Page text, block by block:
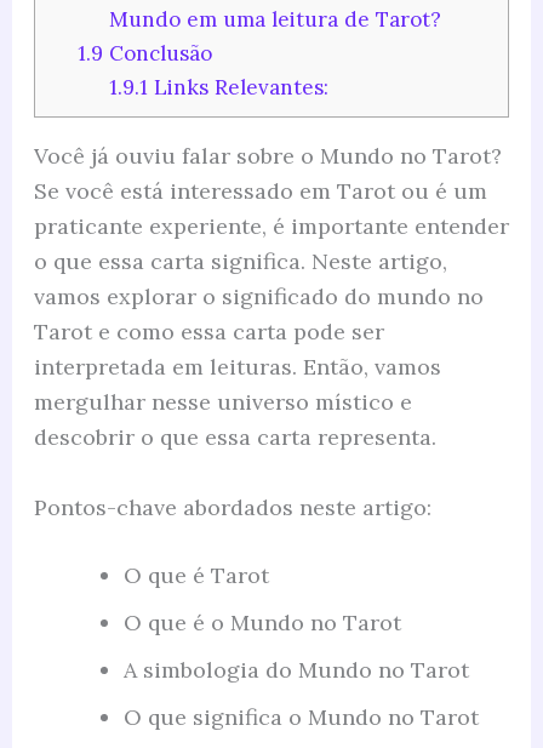
Mundo em uma leitura de Tarot?
1.9 Conclusão
1.9.1 Links Relevantes:
Você já ouviu falar sobre o Mundo no Tarot?
Se você está interessado em Tarot ou é um
praticante experiente, é importante entender
o que essa carta significa. Neste artigo,
vamos explorar o significado do mundo no
Tarot e como essa carta pode ser
interpretada em leituras. Então, vamos
mergulhar nesse universo místico e
descobrir o que essa carta representa.
Pontos-chave abordados neste artigo:
O que é Tarot
O que é o Mundo no Tarot
A simbologia do Mundo no Tarot
O que significa o Mundo no Tarot